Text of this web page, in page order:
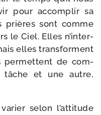
pour accom­plir sa
prières sont comme
le Ciel. Elles n’in­ter­
elles trans­forment
per­mettent de com­
tâche et une autre,
selon l’at­ti­tude